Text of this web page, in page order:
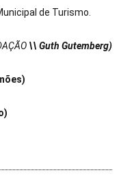
de Turismo.
\\ Guth Gutemberg)